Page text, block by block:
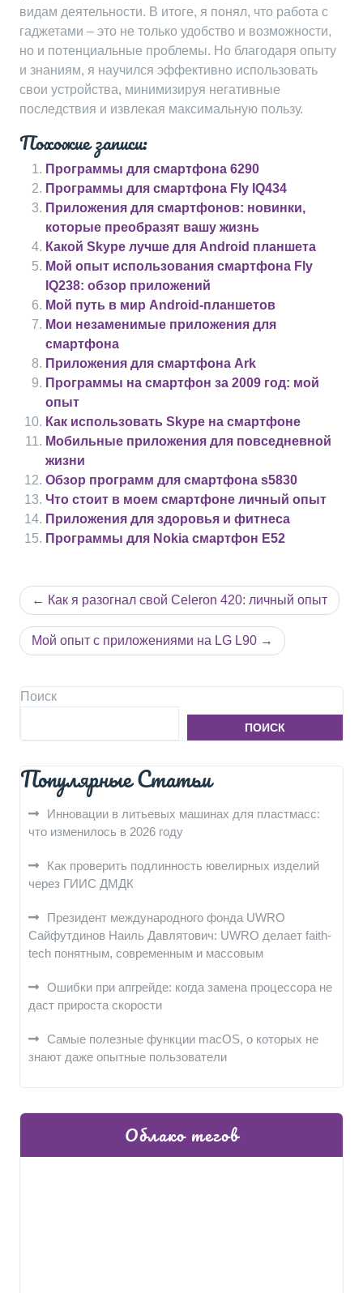
видам деятельности. В итоге, я понял, что работа с
гаджетами – это не только удобство и возможности,
но и потенциальные проблемы. Но благодаря опыту
и знаниям, я научился эффективно использовать
свои устройства, минимизируя негативные
последствия и извлекая максимальную пользу.
Похожие записи:
Программы для смартфона 6290
Программы для смартфона Fly IQ434
Приложения для смартфонов: новинки,
которые преобразят вашу жизнь
Какой Skype лучше для Android планшета
Мой опыт использования смартфона Fly
IQ238: обзор приложений
Мой путь в мир Android-планшетов
Мои незаменимые приложения для
смартфона
Приложения для смартфона Ark
Программы на смартфон за 2009 год: мой
опыт
Как использовать Skype на смартфоне
Мобильные приложения для повседневной
жизни
Обзор программ для смартфона s5830
Что стоит в моем смартфоне личный опыт
Приложения для здоровья и фитнеса
Программы для Nokia смартфон Е52
Навигация
по
записям
Как я разогнал свой Celeron 420: личный опыт
Мой опыт с приложениями на LG L90
Поиск
ПОИСК
Популярные Статьи
Инновации в литьевых машинах для пластмасс:
что изменилось в 2026 году
Как проверить подлинность ювелирных изделий
через ГИИС ДМДК
Президент международного фонда UWRO
Сайфутдинов Наиль Давлятович: UWRO делает faith-
tech понятным, современным и массовым
Ошибки при апгрейде: когда замена процессора не
даст прироста скорости
Самые полезные функции macOS, о которых не
знают даже опытные пользователи
Облако тегов